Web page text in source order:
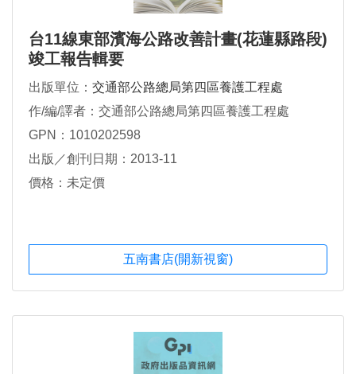
台11線東部濱海公路改善計畫(花蓮縣路段)
竣工報告輯要
出版單位： 交通部公路總局第四區養護工程處
作/編/譯者：交通部公路總局第四區養護工程處
GPN：1010202598
出版／創刊日期：2013-11
價格：未定價
五南書店(開新視窗)